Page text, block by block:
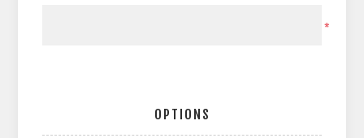
*
OPTIONS